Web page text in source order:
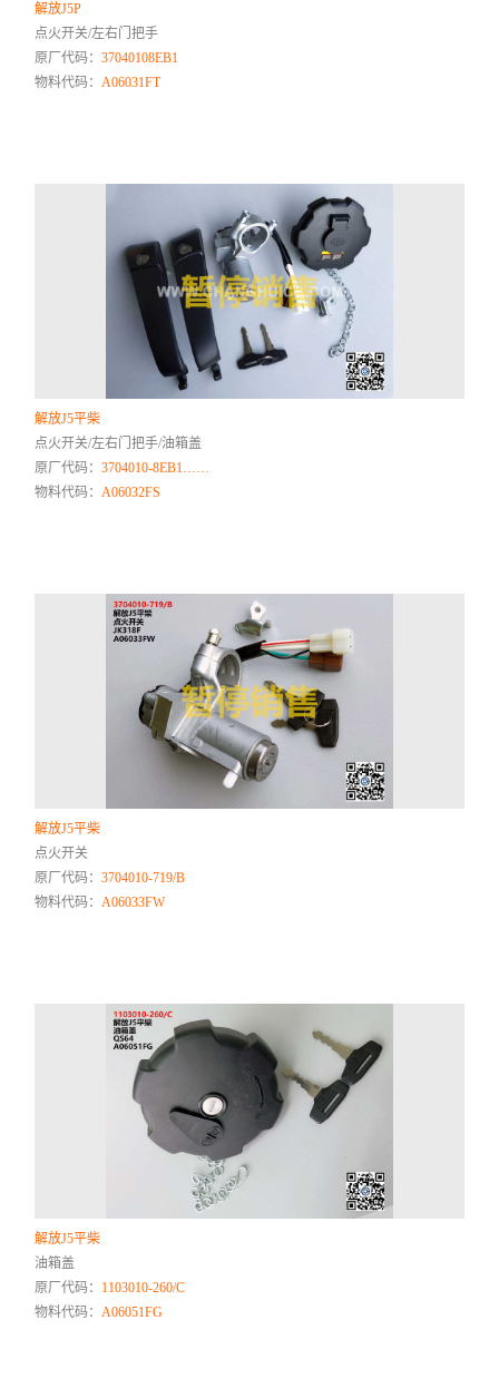
解放J5P
点火开关/左右门把手
原厂代码：37040108EB1
物料代码：A06031FT
解放J5平柴
点火开关/左右门把手/油箱盖
原厂代码：3704010-8EB1……
物料代码：A06032FS
解放J5平柴
点火开关
原厂代码：3704010-719/B
物料代码：A06033FW
解放J5平柴
油箱盖
原厂代码： 1103010-260/C
物料代码：A06051FG